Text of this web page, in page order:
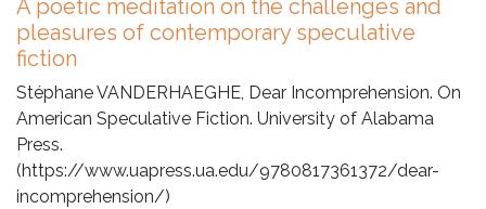
A poetic meditation on the challenges and
pleasures of contemporary speculative
fiction
Stéphane VANDERHAEGHE, Dear Incomprehension. On
American Speculative Fiction. University of Alabama
Press.
(https://www.uapress.ua.edu/9780817361372/dear-
incomprehension/)